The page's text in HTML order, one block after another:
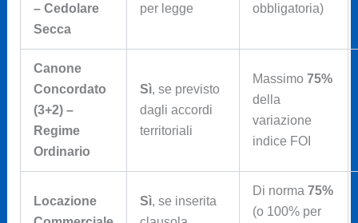
– Cedolare
Secca
per legge
obbligatoria)
Canone
Concordato
(3+2) –
Regime
Ordinario
Sì, se previsto
dagli accordi
territoriali
Massimo 75%
della
variazione
indice FOI
Locazione
Sì, se inserita
Di norma 75%
(o 100% per